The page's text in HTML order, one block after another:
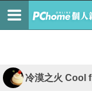
冷漠之火 Cool